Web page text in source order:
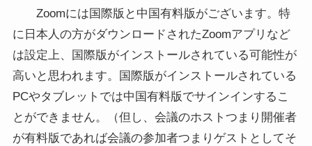
Zoomには国際版と中国有料版がございます。特
に日本人の方がダウンロードされたZoomアプリなど
は設定上、国際版がインストールされている可能性が
高いと思われます。国際版がインストールされている
PCやタブレットでは中国有料版でサインインするこ
とができません。（但し、会議のホストつまり開催者
が有料版であれば会議の参加者つまりゲストとしてそ